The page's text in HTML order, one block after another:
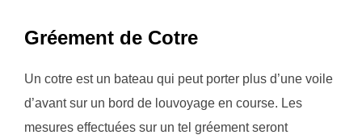
Gréement de Cotre
Un cotre est un bateau qui peut porter plus d’une voile
d’avant sur un bord de louvoyage en course. Les
mesures effectuées sur un tel gréement seront